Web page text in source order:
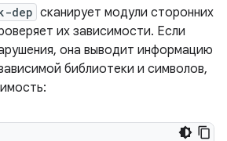
dep сканирует модули сторонних
их зависимости. Если
она выводит информацию
библиотеки и символов,